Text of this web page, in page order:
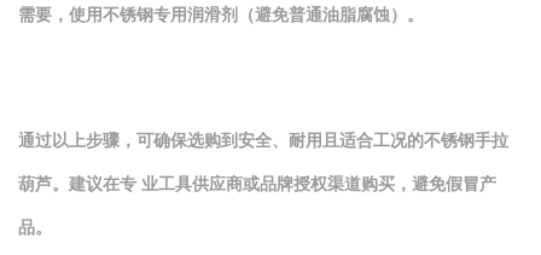
需要，使用不锈钢专用润滑剂（避免普通油脂腐蚀）。
通过以上步骤，可确保选购到安全、耐用且适合工况的不锈钢手拉
葫芦。建议在专 业工具供应商或品牌授权渠道购买，避免假冒产
品。